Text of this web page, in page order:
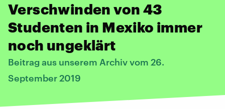
Verschwinden von 43
Studenten in Mexiko immer
noch ungeklärt
Beitrag aus unserem Archiv vom 26.
September 2019